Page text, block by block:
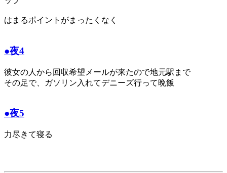
はまるポイントがまったくなく
●夜4
彼女の人から回収希望メールが来たので地元駅まで
その足で、ガソリン入れてデニーズ行って晩飯
●夜5
力尽きて寝る